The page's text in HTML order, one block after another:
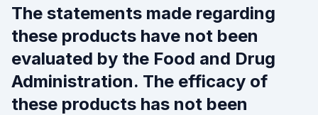
The statements made regarding
these products have not been
evaluated by the Food and Drug
Administration. The efficacy of
these products has not been